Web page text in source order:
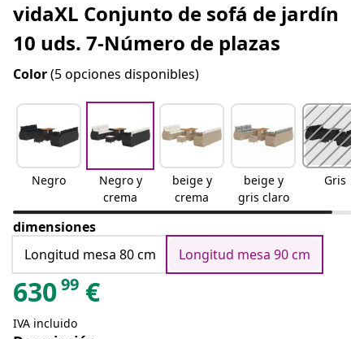
vidaXL Conjunto de sofá de jardín
10 uds. 7-Número de plazas
Color(5 opciones disponibles)
Negro
Negro y
crema
beige y
crema
beige y
gris claro
Gris
dimensiones
Longitud mesa 80 cm
Longitud mesa 90 cm
63099 €
IVA incluido